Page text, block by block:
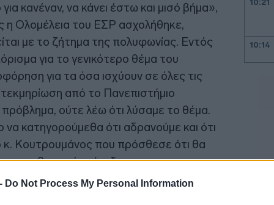
Do Not Process My Personal Information
κανέναν, να κάνει έστω και μισό βήμα»,
η Ολομέλεια του ΕΣΡ ασχολήθηκε,
με το ζήτημα της πολυφωνίας. Εντός
για το γενικότερο θέμα του
για τα όσα ισχύουν σε όλες τις
από το Πανεπιστήμιο
ούτε λέω ότι λύσαμε το θέμα.
να κατηγορούμεθα ότι αδρανούμε και ότι
κ. Κουτρουμάνος που πρόσθεσε ότι θα
σε θεσμικό επίπεδο, να
πληροφόρηση για γεγονότα που
τα κανάλια, ενώ ήταν, κατά την κρίση
10:21
10:14